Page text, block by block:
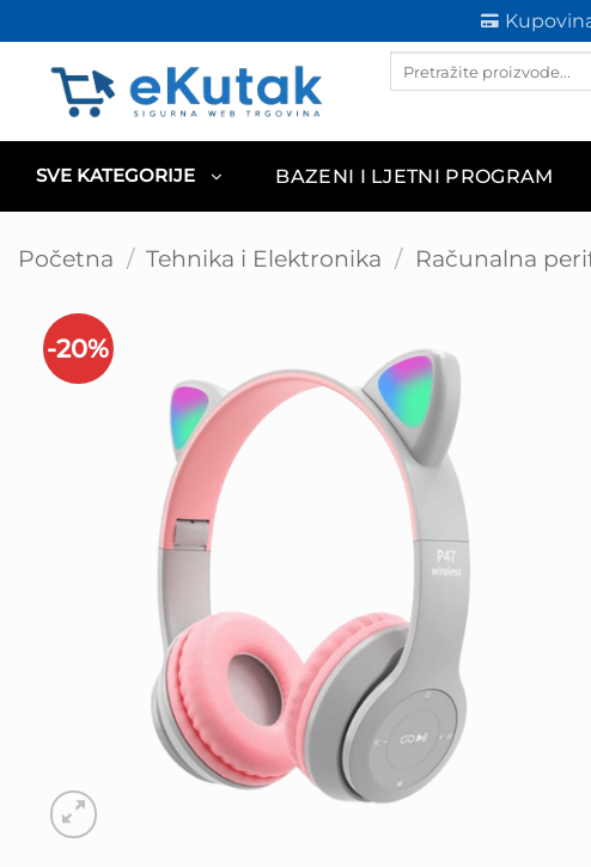
to
content
Products
SVE KATEGORIJE BAZENI I LJETNI PROGRAM
Početna / Tehnika i Elektronika / Računalna
-20%